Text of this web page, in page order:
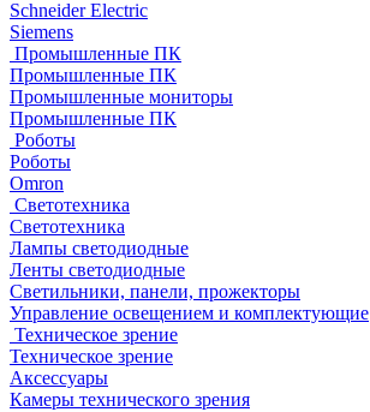
Schneider Electric
Siemens
Промышленные ПК
Промышленные ПК
Промышленные мониторы
Промышленные ПК
Роботы
Роботы
Omron
Светотехника
Светотехника
Лампы светодиодные
Ленты светодиодные
Светильники, панели, прожекторы
Управление освещением и комплектующие
Техническое зрение
Техническое зрение
Аксессуары
Камеры технического зрения